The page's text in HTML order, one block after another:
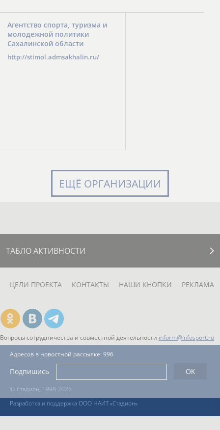
Агентство спорта, туризма и
молодежной политики
Сахалинской области
http://stimol.admsakhalin.ru/
ЕЩЁ ОРГАНИЗАЦИИ
ТАБЛО АКТИВНОСТИ
ЦЕЛИ ПРОЕКТА КОНТАКТЫ НАШИ КНОПКИ РЕКЛАМА
Вопросы сотрудничества и совместной деятельности inform@infosport.ru
© Стадион, 1998-2026
Разработка и поддержка ООО НАИТ «Стадион»
Адресов в новостной рассылке: 996
Подпишись